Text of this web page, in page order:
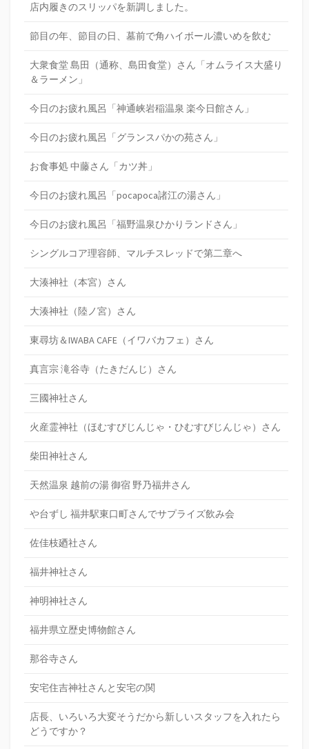
店内履きのスリッパを新調しました。
節目の年、節目の日、墓前で角ハイボール濃いめを飲む
大衆食堂 島田（通称、島田食堂）さん「オムライス大盛り
＆ラーメン」
今日のお疲れ風呂「神通峡岩稲温泉 楽今日館さん」
今日のお疲れ風呂「グランスパかの苑さん」
お食事処 中藤さん「カツ丼」
今日のお疲れ風呂「pocapoca諸江の湯さん」
今日のお疲れ風呂「福野温泉ひかりランドさん」
シングルコア理容師、マルチスレッドで第二章へ
大湊神社（本宮）さん
大湊神社（陸ノ宮）さん
東尋坊＆IWABA CAFE（イワバカフェ）さん
真言宗 滝谷寺（たきだんじ）さん
三國神社さん
火産霊神社（ほむすびじんじゃ・ひむすびじんじゃ）さん
柴田神社さん
天然温泉 越前の湯 御宿 野乃福井さん
や台ずし 福井駅東口町さんでサプライズ飲み会
佐佳枝廼社さん
福井神社さん
神明神社さん
福井県立歴史博物館さん
那谷寺さん
安宅住吉神社さんと安宅の関
店長、いろいろ大変そうだから新しいスタッフを入れたら
どうですか？